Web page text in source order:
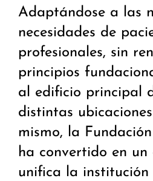
Adaptándose a las
necesidades de
profesionales, sin
principios
al edificio principal
distintas
mismo, la
ha convertido en un
unifica la institución